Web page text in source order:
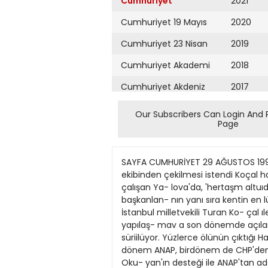
Cumhuriyet 19 Mayıs
Cumhuriyet 23 Nisan
Cumhuriyet Akademi
Cumhuriyet Akdeniz
Cumhuriyet Alışveriş
Cumhuriyet Ankara
Cumhuriyet Büyük
Taaruz
Cumhuriyet
Cumartesi
Cumhuriyet Çevre
2020
2019
2018
2017
2016
2015
2013
2012
2011
2010
2009
Our Subscribers Can Login And
Page
SAYFA CUMHURİYET 29 AĞUSTOS 1999 PAZAR 8 DEPREM Yerle bir olan ME-SA konutlannı yapan ailenin bireyi Yaşar Okuyan'ın deprem ekibinden çekilmesi istendi Koçal hanedanı lıer taşm altmdaLEVENTGENCELLİ YALOVA -Büyük deprem son- rası yaralannı sarmaya çalışan Ya- lova'da, 'hertaşm altuıdan' Çalış- ma ve Sosyal Güvenlık Bakanı Yaşar Okuyan'ın ailesı çıkıyor. Eskı ve yenı belediye başkanlan- nın yanı sıra kentin en lüks bina- lanyken yerle bir olan ME-SA konutlannı yapan müteahhit de Koçal ailesinden. Eskı MHP'nin İstanbul milletvekili Turan Ko- çal ıle Çalışma ve Sosyal Güven- lık Bakanı Yaşar Okuyan. ailenin mılletvekillen. Türkiye'nin sağhksız yapılaş- mav a son dönemde açılan kentle- rinın başında gelen Yaiova'daki uçan kuştan Koçal ailesinin habe- rinin oldugu öne süriilüyor. Yüzlerce ölünün çıktığı Hacı- mehmet Ovası'nı imara açmakla suçlanan, MHP sempatizanı ola- rak başladığı siyasetı bir dönem ANAP, birdönem de CHP'den be- lediye başkanlığı yaparak sürdü- ren Cengiz Koçal'ın yanı sıra 18 Nisan seçimJerinde Yaşar Oku- yan'ın desteği ile ANAP'tan aday olan. müteahhit. bugünün beledi- ye Başkanı Yakup Koçal da, 'ha- nedan' olarak adlandınlan aile- nin önemli isımleri arasında. Yalovalılar. enkazlann ve altın- da kala canlann sorumlusu olarak Koçal ailesini en önemli adres Yakup Koçal 'Yalova'nınyüzde 30'unuyeniden yapmakyız' YALOVA (Cumhuriyet) - Yalova Belediye Başkanı Yakup Koçal, depremin ardından kentteki yaşamın yavaş yavaş normale dönmeye başladığını belirterek "Türk aıiüetinin desteği fle Yalova'yı yeniden inşa «kceğiz" dedı. Koçal, yıkılmış bina enkazlannın birkaç güne kadar kaldırılacağını, 1-2 ay içinde kentteki yaşamın daha da normale döneceğini. kendisinın de önceki geceyı evinde geçırdiğini kaydetti. Enkazın kaldınlmaya başlanmasıyla yaralann sanlması yönünde çalıştüdannı anlatan Koçal. "AJtyapımız büyük hasar gördü. Yalova - mn yüzde 30'unu yeniden yapmak zorundayız" diye konuştu. Koçal, kent halkının çadır kentlere yerleşririldiğini, her türlü sağlık ihtiyaçlannın karşılandığını kaydederek, öncelikle 6 bin prefabrik konut yapmak ıçin destek istedi. Prefabrik konut için Almanya, Japonya ve bazı işadamlanndan destek geldiğini bildiren Koçal, 35-40 metrekare arasında olacak konutlann 2-3 ay içinde yapılmasmın planlandıgını söyledi. Koçal, depremde hasann en çok olduğu bölgenin yeniden imara açılması konusunda devletin ilgili makamlannın vereceği rapor doğrultusunda hareket edeceklerini belirterek şunlan söyledi: "KenrteŞaşam yavaş yavaş normate dönmeye başladı. Ben dün geceyi evimde